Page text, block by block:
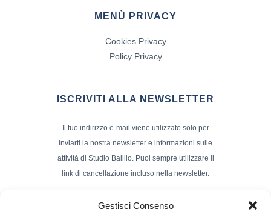
Gestisci Consenso
MENÙ PRIVACY
Cookies Privacy
Policy Privacy
ISCRIVITI ALLA NEWSLETTER
Il tuo indirizzo e-mail viene utilizzato solo per
inviarti la nostra newsletter e informazioni sulle
attività di Studio Balillo. Puoi sempre utilizzare il
link di cancellazione incluso nella newsletter.